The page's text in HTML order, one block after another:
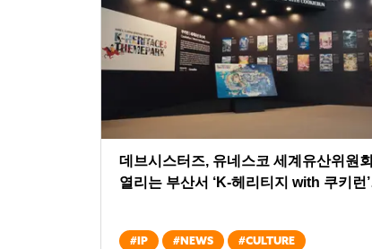
데브시스터즈, 유네스코 세계유산위원회
열리는 부산서 ‘K-헤리티지 with 쿠키런’
#IP #NEWS #CULTURE